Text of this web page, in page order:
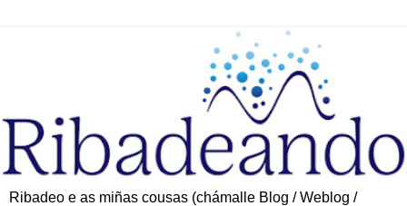
Ribadeo e as miñas cousas (chámalle Blog / Weblog /